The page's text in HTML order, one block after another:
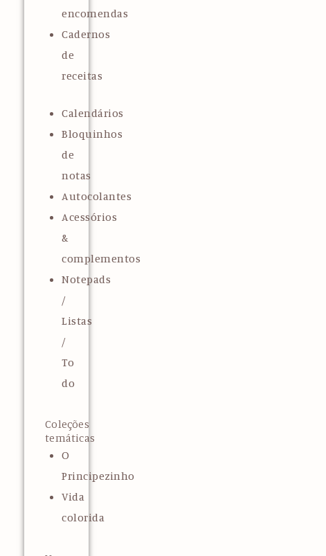
encomendas
Cadernos
de
receitas
Calendários
Bloquinhos
de
notas
Autocolantes
Acessórios
&
complementos
Notepads
/
Listas
/
To
do
Coleções
temáticas
O
Principezinho
Vida
colorida